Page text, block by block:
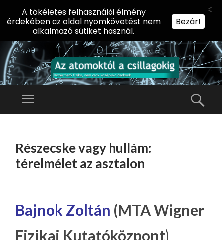
AZ
KT
Ó
CS
IL
LA
Előadássorozat
Természettudományi
Kar Fizikai
Menü
TARTALOMHOZ
Részecske vagy hullám:
térelmélet az asztalon
Bajnok Zoltán (MTA Wigner
Fizikai Kutatóközpont)
A tökéletes felhasználói élmény
érdekében az oldal nyomkövetést nem
alkalmazó sütiket használ.
Bezár!
X